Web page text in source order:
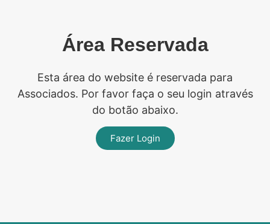
Área Reservada
Esta área do website é reservada para
Associados. Por favor faça o seu login através
do botão abaixo.
Fazer Login